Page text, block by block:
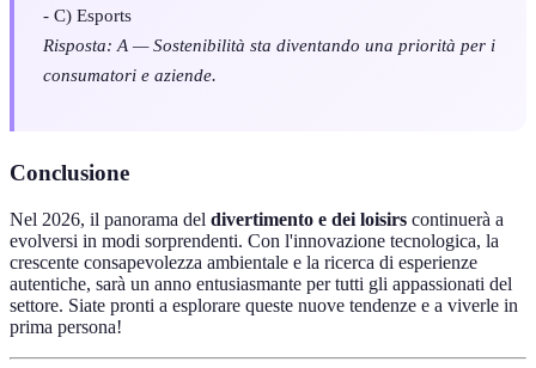
- C) Esports
Risposta: A — Sostenibilità sta diventando una priorità per i
consumatori e aziende.
Conclusione
Nel 2026, il panorama del divertimento e dei loisirs continuerà a
evolversi in modi sorprendenti. Con l'innovazione tecnologica, la
crescente consapevolezza ambientale e la ricerca di esperienze
autentiche, sarà un anno entusiasmante per tutti gli appassionati del
settore. Siate pronti a esplorare queste nuove tendenze e a viverle in
prima persona!